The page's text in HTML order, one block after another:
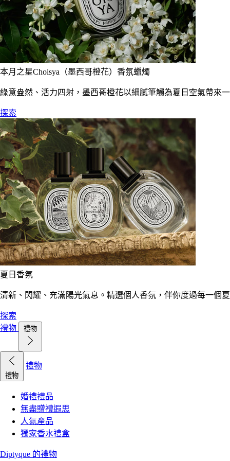
本月之星Choisya（墨西哥橙花）香氛蠟燭
綠意盎然、活力四射，墨西哥橙花以細膩筆觸為夏日空氣帶來
探索
夏日香氛
清新、閃耀、充滿陽光氣息。精選個人香氛，伴你度過每一個
探索
禮物
禮物
禮物
禮物
婚禮禮品
無盡贈禮遐思
人氣產品
獨家香水禮盒
Diptyque 的禮物